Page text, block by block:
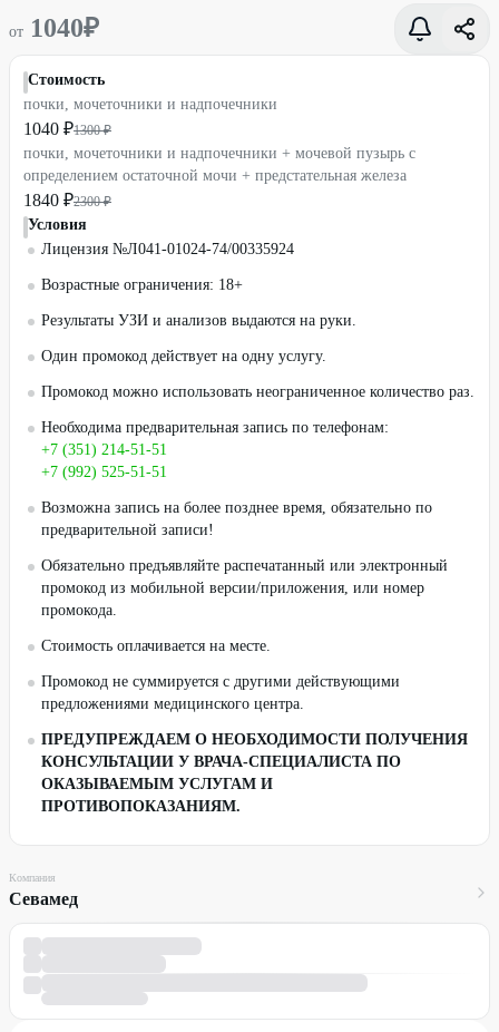
от 1040₽
Стоимость
почки, мочеточники и надпочечники
1040 ₽1300 ₽
почки, мочеточники и надпочечники + мочевой пузырь с
определением остаточной мочи + предстательная железа
1840 ₽2300 ₽
Условия
Лицензия №Л041-01024-74/00335924
Возрастные ограничения: 18+
Результаты УЗИ и анализов выдаются на руки.
Один промокод действует на одну услугу.
Промокод можно использовать неограниченное количество раз.
Необходима предварительная запись по телефонам:
+7 (351) 214-51-51
+7 (992) 525-51-51
Возможна запись на более позднее время, обязательно по
предварительной записи!
Обязательно предъявляйте распечатанный или электронный
промокод из мобильной версии/приложения, или номер
промокода.
Стоимость оплачивается на месте.
Промокод не суммируется с другими действующими
предложениями медицинского центра.
ПРЕДУПРЕЖДАЕМ О НЕОБХОДИМОСТИ ПОЛУЧЕНИЯ
КОНСУЛЬТАЦИИ У ВРАЧА-СПЕЦИАЛИСТА ПО
ОКАЗЫВАЕМЫМ УСЛУГАМ И
ПРОТИВОПОКАЗАНИЯМ.
Компания
Севамед